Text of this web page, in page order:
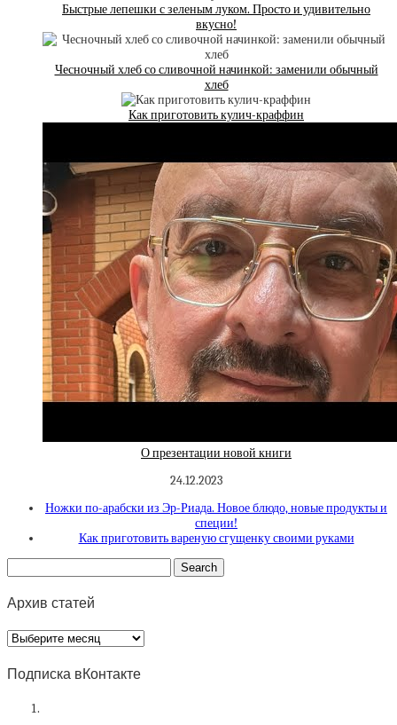
Быстрые лепешки с зеленым луком. Просто и удивительно
вкусно!
Чесночный хлеб со сливочной начинкой: заменили обычный
хлеб
Как приготовить кулич-краффин
О презентации новой книги
24.12.2023
Ножки по-арабски из Эр-Риада. Новое блюдо, новые продукты и
специи!
Как приготовить вареную сгущенку своими руками
Архив статей
Архив
статей
Подписка вКонтакте